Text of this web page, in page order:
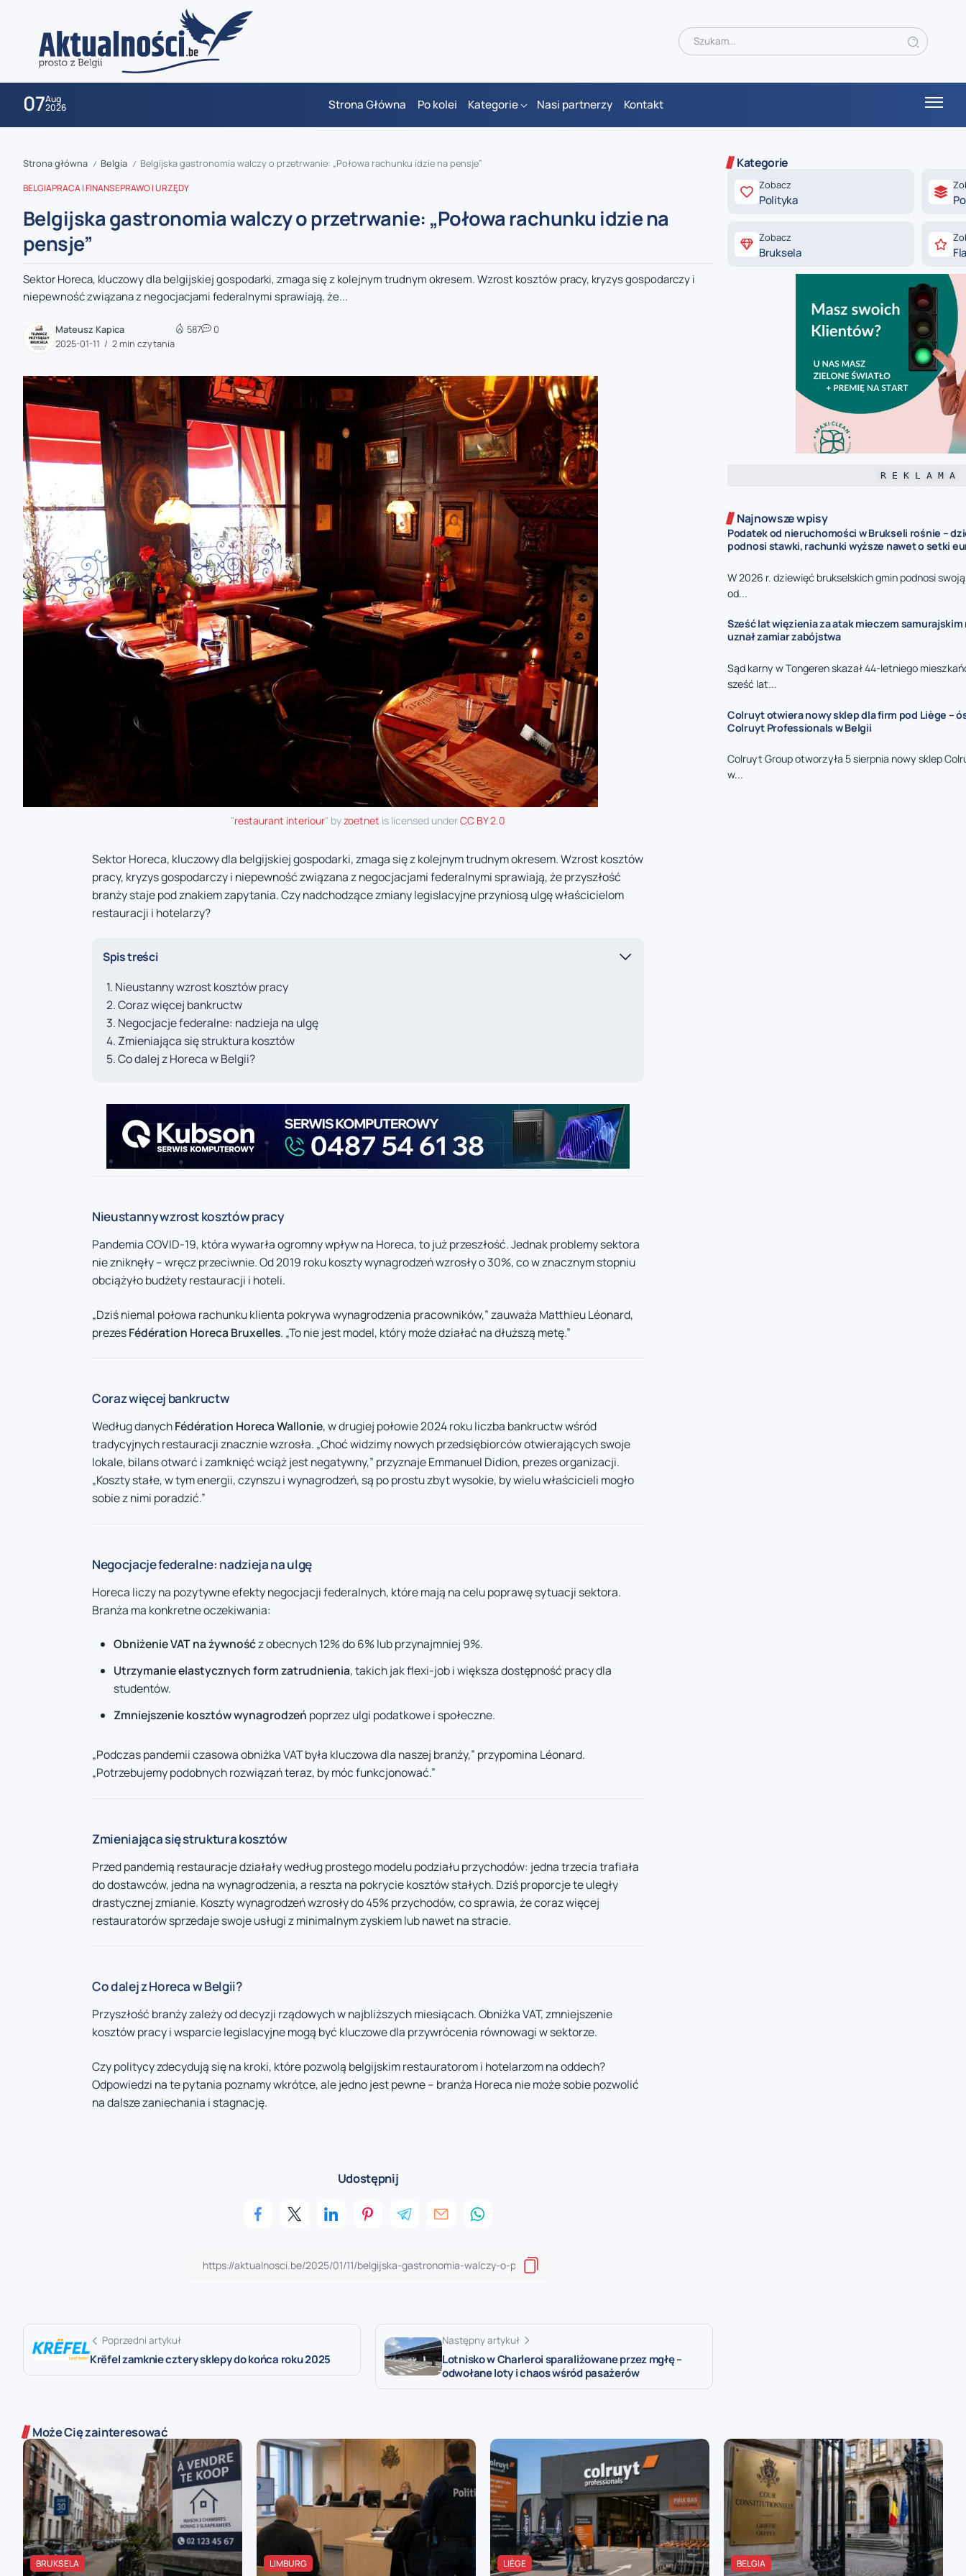
07Aug
2026 Strona Główna Po kolei Kategorie Nasi partnerzy Kontakt
zaobserwuj nas
zaobserwuj nas
zaobserwuj nas
zaobserwuj nas
zaobserwuj nas
Strona główna / Belgia / Belgijska gastronomia walczy o przetrwanie: „Połowa rachunku idzie na pensje”
BELGIAPRACA I FINANSEPRAWO I URZĘDY
Belgijska gastronomia walczy o przetrwanie: „Połowa rachunku idzie na
pensje”
Sektor Horeca, kluczowy dla belgijskiej gospodarki, zmaga się z kolejnym trudnym okresem. Wzrost kosztów pracy, kryzys gospodarczy i
niepewność związana z negocjacjami federalnymi sprawiają, że...
Mateusz Kapica
2025-01-11
2 min czytania
587 0
"restaurant interiour" byzoetnet is licensed underCC BY 2.0
Sektor Horeca, kluczowy dla belgijskiej gospodarki, zmaga się z kolejnym trudnym okresem. Wzrost kosztów
pracy, kryzys gospodarczy i niepewność związana z negocjacjami federalnymi sprawiają, że przyszłość
branży staje pod znakiem zapytania. Czy nadchodzące zmiany legislacyjne przyniosą ulgę właścicielom
restauracji i hotelarzy?
Spis treści
Nieustanny wzrost kosztów pracy
Coraz więcej bankructw
Negocjacje federalne: nadzieja na ulgę
Zmieniająca się struktura kosztów
Co dalej z Horeca w Belgii?
Nieustanny wzrost kosztów pracy
Pandemia COVID-19, która wywarła ogromny wpływ na Horeca, to już przeszłość. Jednak problemy sektora
nie zniknęły – wręcz przeciwnie. Od 2019 roku koszty wynagrodzeń wzrosły o 30%, co w znacznym stopniu
obciążyło budżety restauracji i hoteli.
„Dziś niemal połowa rachunku klienta pokrywa wynagrodzenia pracowników,” zauważa Matthieu Léonard,
prezesFédération Horeca Bruxelles. „To nie jest model, który może działać na dłuższą metę.”
Coraz więcej bankructw
Według danychFédération Horeca Wallonie, w drugiej połowie 2024 roku liczba bankructw wśród
tradycyjnych restauracji znacznie wzrosła. „Choć widzimy nowych przedsiębiorców otwierających swoje
lokale, bilans otwarć i zamknięć wciąż jest negatywny,” przyznaje Emmanuel Didion, prezes organizacji.
„Koszty stałe, w tym energii, czynszu i wynagrodzeń, są po prostu zbyt wysokie, by wielu właścicieli mogło
sobie z nimi poradzić.”
Negocjacje federalne: nadzieja na ulgę
Horeca liczy na pozytywne efekty negocjacji federalnych, które mają na celu poprawę sytuacji sektora.
Branża ma konkretne oczekiwania:
Obniżenie VAT na żywnośćz obecnych 12% do 6% lub przynajmniej 9%.
Utrzymanie elastycznych form zatrudnienia, takich jak flexi-job i większa dostępność pracy dla
studentów.
Zmniejszenie kosztów wynagrodzeń poprzez ulgi podatkowe i społeczne.
„Podczas pandemii czasowa obniżka VAT była kluczowa dla naszej branży,” przypomina Léonard.
„Potrzebujemy podobnych rozwiązań teraz, by móc funkcjonować.”
Zmieniająca się struktura kosztów
Przed pandemią restauracje działały według prostego modelu podziału przychodów: jedna trzecia trafiała
do dostawców, jedna na wynagrodzenia, a reszta na pokrycie kosztów stałych. Dziś proporcje te uległy
drastycznej zmianie. Koszty wynagrodzeń wzrosły do 45% przychodów, co sprawia, że coraz więcej
restauratorów sprzedaje swoje usługi z minimalnym zyskiem lub nawet na stracie.
Co dalej z Horeca w Belgii?
Przyszłość branży zależy od decyzji rządowych w najbliższych miesiącach. Obniżka VAT, zmniejszenie
kosztów pracy i wsparcie legislacyjne mogą być kluczowe dla przywrócenia równowagi w sektorze.
Czy politycy zdecydują się na kroki, które pozwolą belgijskim restauratorom i hotelarzom na oddech?
Odpowiedzi na te pytania poznamy wkrótce, ale jedno jest pewne – branża Horeca nie może sobie pozwolić
na dalsze zaniechania i stagnację.
Udostępnij
Poprzedni artykuł
Krëfel zamknie cztery sklepy do końca roku 2025
Następny artykuł
Lotnisko w Charleroi sparaliżowane przez mgłę –
odwołane loty i chaos wśród pasażerów
Kategorie
Zobacz
Polityka
Zobacz
Bruksela
R E K L A M A
Najnowsze wpisy
Podatek od nieruchomości w Brukseli rośnie –
podnosi stawki, rachunki wyższe nawet o setki
W 2026 r. dziewięć brukselskich gmin podnosi
od...
Sześć lat więzienia za atak mieczem samurajskim
uznał zamiar zabójstwa
Sąd karny w Tongeren skazał 44-letniego
sześć lat...
Colruyt otwiera nowy sklep dla firm pod Liège –
Colruyt Professionals w Belgii
Colruyt Group otworzyła 5 sierpnia nowy sklep
w...
Może Cię zainteresować
BRUKSELA LIMBURG LIÈGE BELGIA